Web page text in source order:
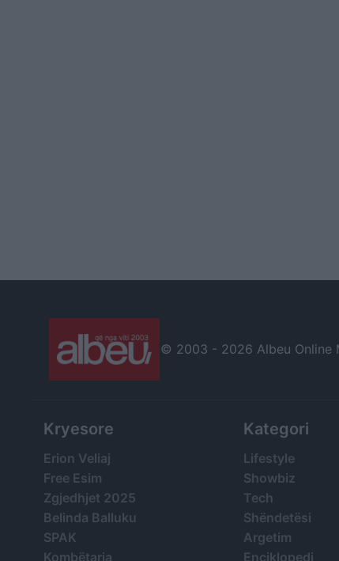
© 2003 - 2026 Albeu Online
Kryesore
Erion Veliaj
Free Esim
Zgjedhjet 2025
Belinda Balluku
SPAK
Kombëtarja
Kategori
Lifestyle
Showbiz
Tech
Shëndetësi
Argetim
Enciklopedi